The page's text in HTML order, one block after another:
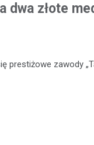
dwa złote
prestiżowe zawody